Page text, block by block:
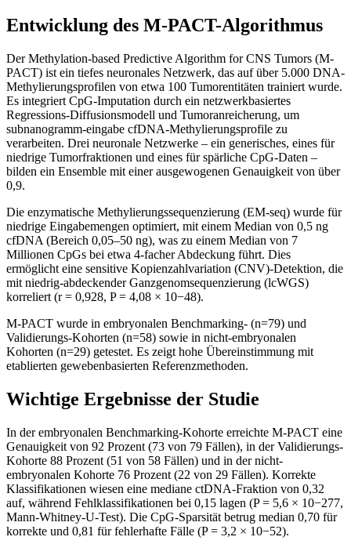
Entwicklung des M-PACT-Algorithmus
Der Methylation-based Predictive Algorithm for CNS Tumors (M-
PACT) ist ein tiefes neuronales Netzwerk, das auf über 5.000 DNA-
Methylierungsprofilen von etwa 100 Tumorentitäten trainiert wurde.
Es integriert CpG-Imputation durch ein netzwerkbasiertes
Regressions-Diffusionsmodell und Tumoranreicherung, um
subnanogramm-eingabe cfDNA-Methylierungsprofile zu
verarbeiten. Drei neuronale Netzwerke – ein generisches, eines für
niedrige Tumorfraktionen und eines für spärliche CpG-Daten –
bilden ein Ensemble mit einer ausgewogenen Genauigkeit von über
0,9.
Die enzymatische Methylierungssequenzierung (EM-seq) wurde für
niedrige Eingabemengen optimiert, mit einem Median von 0,5 ng
cfDNA (Bereich 0,05–50 ng), was zu einem Median von 7
Millionen CpGs bei etwa 4-facher Abdeckung führt. Dies
ermöglicht eine sensitive Kopienzahlvariation (CNV)-Detektion, die
mit niedrig-abdeckender Ganzgenomsequenzierung (lcWGS)
korreliert (r = 0,928, P = 4,08 × 10−48).
M-PACT wurde in embryonalen Benchmarking- (n=79) und
Validierungs-Kohorten (n=58) sowie in nicht-embryonalen
Kohorten (n=29) getestet. Es zeigt hohe Übereinstimmung mit
etablierten gewebenbasierten Referenzmethoden.
Wichtige Ergebnisse der Studie
In der embryonalen Benchmarking-Kohorte erreichte M-PACT eine
Genauigkeit von 92 Prozent (73 von 79 Fällen), in der Validierungs-
Kohorte 88 Prozent (51 von 58 Fällen) und in der nicht-
embryonalen Kohorte 76 Prozent (22 von 29 Fällen). Korrekte
Klassifikationen wiesen eine mediane ctDNA-Fraktion von 0,32
auf, während Fehlklassifikationen bei 0,15 lagen (P = 5,6 × 10−277,
Mann-Whitney-U-Test). Die CpG-Sparsität betrug median 0,70 für
korrekte und 0,81 für fehlerhafte Fälle (P = 3,2 × 10−52).